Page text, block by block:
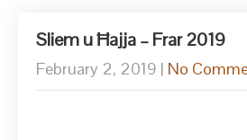
Sliem u Ħajja – Frar 2019
February 2, 2019 | No